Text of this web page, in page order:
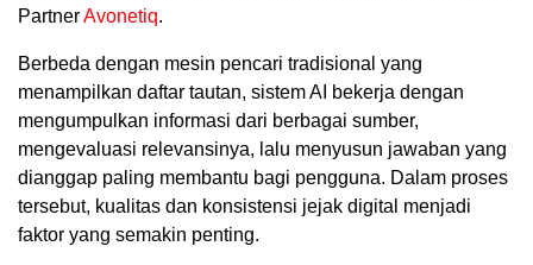
PartnerAvonetiq.
Berbeda dengan mesin pencari tradisional yang
menampilkan daftar tautan, sistem AI bekerja dengan
mengumpulkan informasi dari berbagai sumber,
mengevaluasi relevansinya, lalu menyusun jawaban yang
dianggap paling membantu bagi pengguna. Dalam proses
tersebut, kualitas dan konsistensi jejak digital menjadi
faktor yang semakin penting.